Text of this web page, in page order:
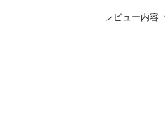
レビュー内容